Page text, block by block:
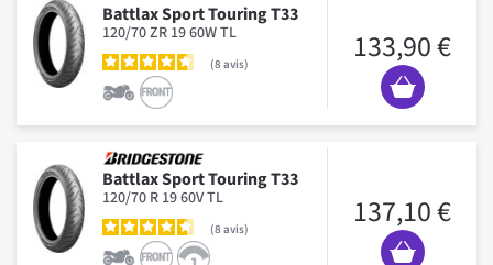
Battlax Sport Touring T33
120/70 ZR 19 60W TL
8 avis 133,90 €
Battlax Sport Touring T33
120/70 R 19 60V TL
8 avis 137,10 €